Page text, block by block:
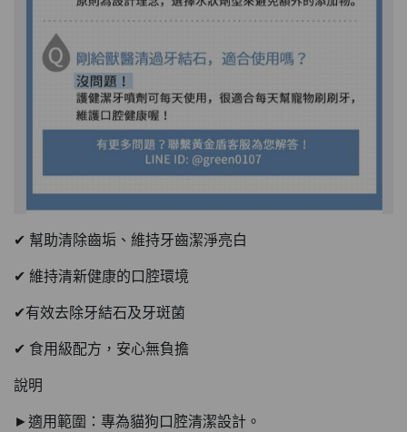
✔ 幫助清除齒垢、維持牙齒潔淨亮白
✔ 維持清新健康的口腔環境
✔有效去除牙結石及牙斑菌
✔ 食用級配方，安心無負擔
說明
►適用範圍：專為貓狗口腔清潔設計。